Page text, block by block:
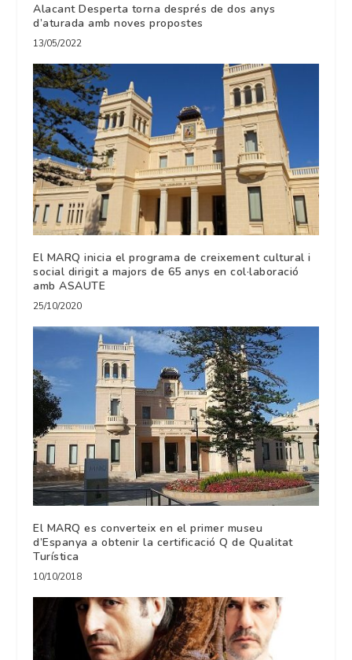
Alacant Desperta torna després de dos anys
d’aturada amb noves propostes
13/05/2022
El MARQ inicia el programa de creixement cultural i
social dirigit a majors de 65 anys en col·laboració
amb ASAUTE
25/10/2020
El MARQ es converteix en el primer museu
d’Espanya a obtenir la certificació Q de Qualitat
Turística
10/10/2018